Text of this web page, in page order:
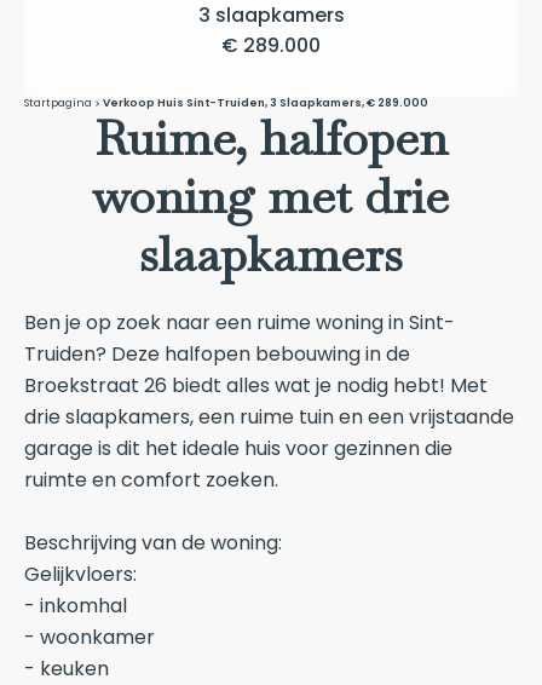
3 slaapkamers
€ 289.000
Startpagina Verkoop Huis Sint-Truiden, 3 Slaapkamers, € 289.000
Ruime, halfopen
woning met drie
slaapkamers
Ben je op zoek naar een ruime woning in Sint-
Truiden? Deze halfopen bebouwing in de
Broekstraat 26 biedt alles wat je nodig hebt! Met
drie slaapkamers, een ruime tuin en een vrijstaande
garage is dit het ideale huis voor gezinnen die
ruimte en comfort zoeken.
Beschrijving van de woning:
Gelijkvloers:
- inkomhal
- woonkamer
- keuken